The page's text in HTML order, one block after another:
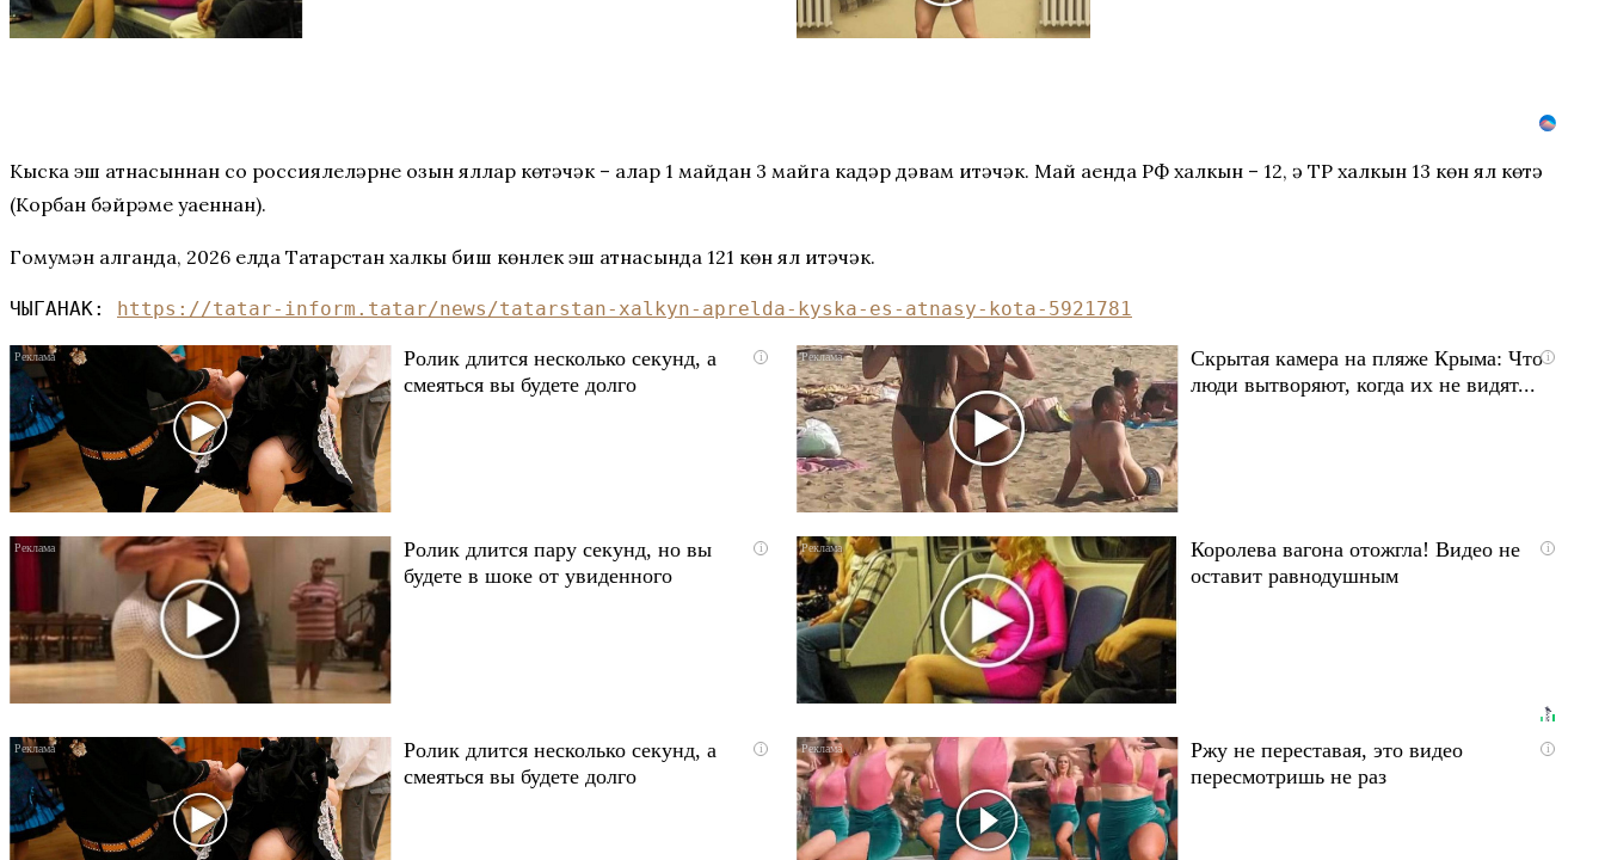
Кыска эш атнасыннан соң россиялеләрне озын яллар көтәчәк – алар 1 майдан 3 майга кадәр дәвам итәчәк. Май аенда РФ халкын – 12, ә ТР халкын 13 көн ял көтә
(Корбан бәйрәме уңаеннан).
Гомумән алганда, 2026 елда Татарстан халкы биш көнлек эш атнасында 121 көн ял итәчәк.
ЧЫГАНАК: https://tatar-inform.tatar/news/tatarstan-xalkyn-aprelda-kyska-es-atnasy-kota-5921781
i
Ролик длится несколько секунд, а
смеяться вы будете долго
i
Скрытая камера на пляже Крыма: Что
люди вытворяют, когда их не видят...
i
Ролик длится пару секунд, но вы
будете в шоке от увиденного
i
Королева вагона отожгла! Видео не
оставит равнодушным
i
Ролик длится несколько секунд, а
смеяться вы будете долго
i
Ржу не переставая, это видео
пересмотришь не раз